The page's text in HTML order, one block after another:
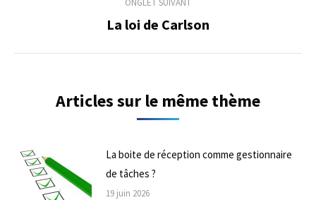
ONGLET SUIVANT
Onglet
La loi de Carlson
Articles sur le même thème
La boite de réception comme gestionnaire
de tâches ?
19 juin 2026